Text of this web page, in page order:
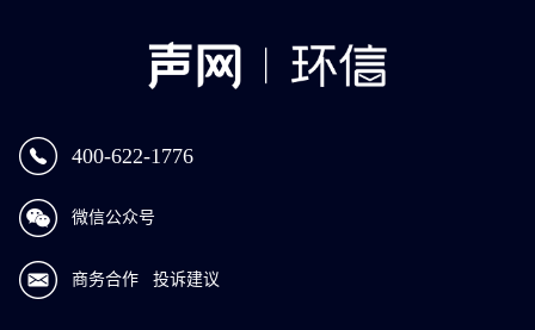
400-622-1776
微信公众号
商务合作 投诉建议